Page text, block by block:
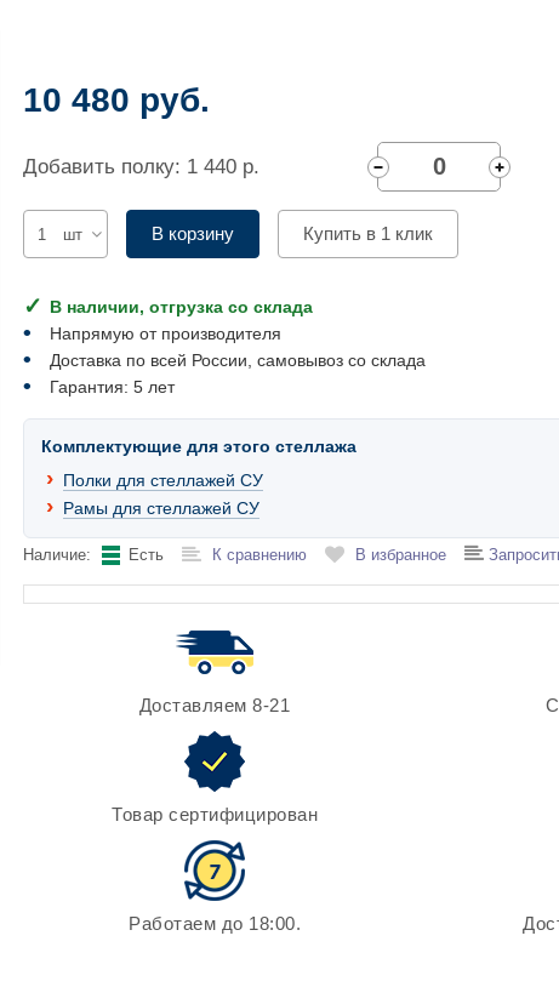
10 480 руб.
Добавить полку: 1 440 р.
шт В корзину Купить в 1 клик
В наличии, отгрузка со склада
Напрямую от производителя
Доставка по всей России, самовывоз со склада
Гарантия: 5 лет
Комплектующие для этого стеллажа
Полки для стеллажей СУ
Рамы для стеллажей СУ
Наличие: Есть К сравнению В избранное
Доставляем 8-21
Товар сертифицирован
Работаем до 18:00.